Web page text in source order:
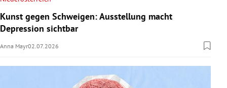
Kunst gegen Schweigen: Ausstellung macht
Depression sichtbar
Anna Mayr02.07.2026